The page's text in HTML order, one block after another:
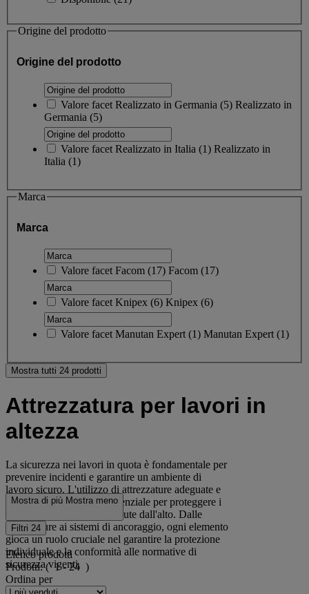
Origine del prodotto
Origine del prodotto
Valore facet Realizzato in Germania (5) Realizzato in
Germania (5)
Valore facet Realizzato in Italia (1) Realizzato in
Italia (1)
Marca
Marca
Valore facet Facom (17) Facom (17)
Valore facet Knipex (6) Knipex (6)
Valore facet Manutan Expert (1) Manutan Expert (1)
Mostra tutti 24 prodotti
Attrezzatura per lavori in
altezza
La sicurezza nei lavori in quota è fondamentale per
prevenire incidenti e garantire un ambiente di
lavoro sicuro. L'utilizzo di attrezzature adeguate e
dispositivi anticaduta è essenziale per proteggere i
lavoratori dal rischio di cadute dall'alto. Dalle
imbracature ai sistemi di ancoraggio, ogni elemento
gioca un ruolo cruciale nel garantire la protezione
individuale e la conformità alle normative di
sicurezza vigenti.
Mostra di più Mostra meno
Filtri 24
Elenco prodotti
Prodotti:( 1 - 24 )
Ordina per